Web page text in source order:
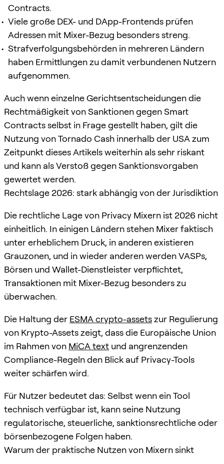
Contracts.
Viele große DEX- und DApp-Frontends prüfen
Adressen mit Mixer-Bezug besonders streng.
Strafverfolgungsbehörden in mehreren Ländern
haben Ermittlungen zu damit verbundenen Nutzern
aufgenommen.
Auch wenn einzelne Gerichtsentscheidungen die
Rechtmäßigkeit von Sanktionen gegen Smart
Contracts selbst in Frage gestellt haben, gilt die
Nutzung von Tornado Cash innerhalb der USA zum
Zeitpunkt dieses Artikels weiterhin als sehr riskant
und kann als Verstoß gegen Sanktionsvorgaben
gewertet werden.
Rechtslage 2026: stark abhängig von der Jurisdiktion
Die rechtliche Lage von Privacy Mixern ist 2026 nicht
einheitlich. In einigen Ländern stehen Mixer faktisch
unter erheblichem Druck, in anderen existieren
Grauzonen, und in wieder anderen werden VASPs,
Börsen und Wallet-Dienstleister verpflichtet,
Transaktionen mit Mixer-Bezug besonders zu
überwachen.
Die Haltung der ESMA crypto-assetszur Regulierung
von Krypto-Assets zeigt, dass die Europäische Union
im Rahmen von MiCA text und angrenzenden
Compliance-Regeln den Blick auf Privacy-Tools
weiter schärfen wird.
Für Nutzer bedeutet das: Selbst wenn ein Tool
technisch verfügbar ist, kann seine Nutzung
regulatorische, steuerliche, sanktionsrechtliche oder
börsenbezogene Folgen haben.
Warum der praktische Nutzen von Mixern sinkt